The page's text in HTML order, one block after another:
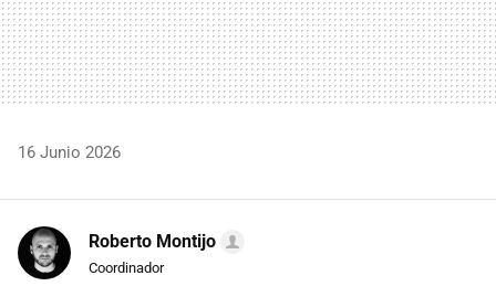
16 Junio 2026
Roberto Montijo
Coordinador